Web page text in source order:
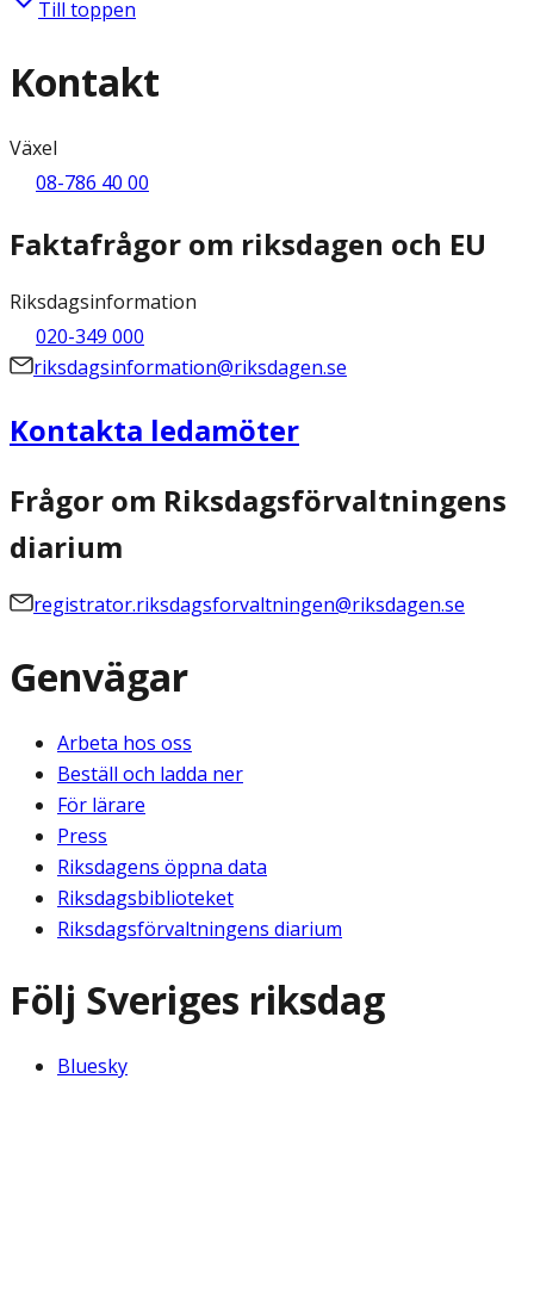
Till toppen
Kontakt
Växel
08-786 40 00
Faktafrågor om riksdagen och EU
Riksdagsinformation
020-349 000
riksdagsinformation@riksdagen.se
Kontakta ledamöter
Frågor om Riksdagsförvaltningens
diarium
registrator.riksdagsforvaltningen@riksdagen.se
Genvägar
Arbeta hos oss
Beställ och ladda ner
För lärare
Press
Riksdagens öppna data
Riksdagsbiblioteket
Riksdagsförvaltningens diarium
Följ Sveriges riksdag
Bluesky